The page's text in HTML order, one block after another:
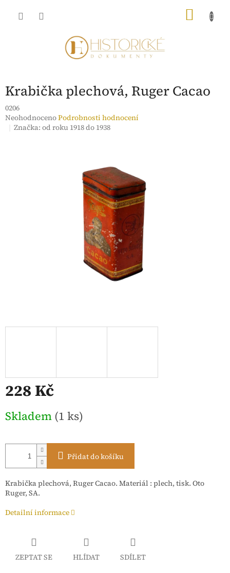
Krabička plechová, Ruger Cacao
0206
Průměrné
hodnocení
NeohodnocenoPodrobnosti hodnocení
Značka:od roku 1918 do 1938
228 Kč
cena:
Skladem (1 ks)
Přidat do košíku
Krabička plechová, Ruger Cacao. Materiál : plech, tisk. Oto
Ruger, SA.
Detailní informace
ZEPTAT SE HLÍDAT SDÍLET